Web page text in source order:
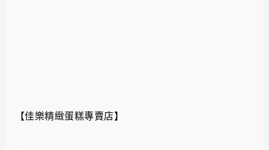
【佳樂精緻蛋糕專賣店】